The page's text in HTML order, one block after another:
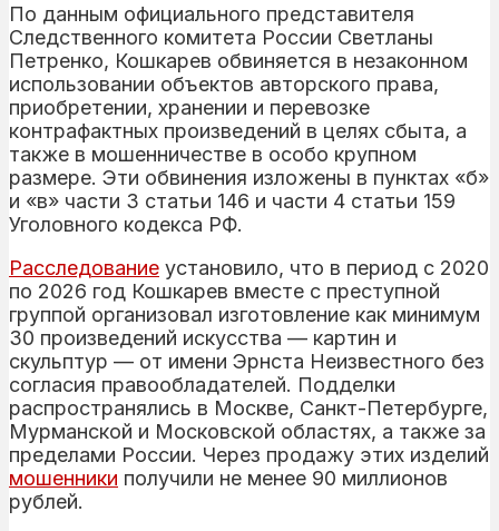
По данным официального представителя
Следственного комитета России Светланы
Петренко, Кошкарев обвиняется в незаконном
использовании объектов авторского права,
приобретении, хранении и перевозке
контрафактных произведений в целях сбыта, а
также в мошенничестве в особо крупном
размере. Эти обвинения изложены в пунктах «б»
и «в» части 3 статьи 146 и части 4 статьи 159
Уголовного кодекса РФ.
Расследование установило, что в период с 2020
по 2026 год Кошкарев вместе с преступной
группой организовал изготовление как минимум
30 произведений искусства — картин и
скульптур — от имени Эрнста Неизвестного без
согласия правообладателей. Подделки
распространялись в Москве, Санкт-Петербурге,
Мурманской и Московской областях, а также за
пределами России. Через продажу этих изделий
мошенники получили не менее 90 миллионов
рублей.